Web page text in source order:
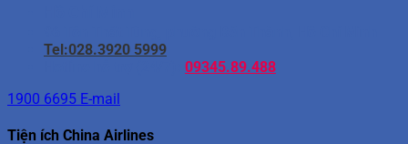
Tel:028.3920 5999
09345.89.488
1900 6695 E-mail
Tiện ích China Airlines